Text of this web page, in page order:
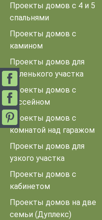
Проекты домов с 4 и 5
спальнями
Проекты домов с
камином
Проекты домов для
маленького участка
Проекты домов с
бассейном
Проекты домов с
комнатой над гаражом
Проекты домов для
узкого участка
Проекты домов с
кабинетом
Проекты домов на две
семьи (Дуплекс)